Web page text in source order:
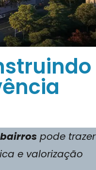
bairros pode trazer
e valorização